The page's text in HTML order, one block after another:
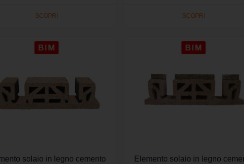
SCOPRI SCOPRI
solaio in legno cemento Elemento solaio in legno